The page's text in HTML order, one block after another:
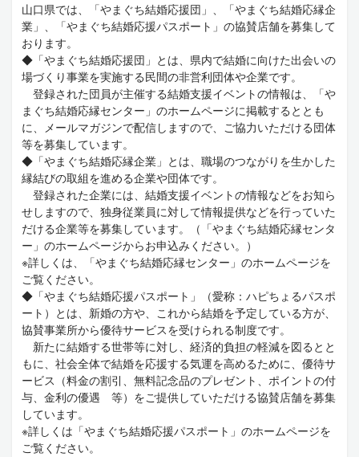
山口県では、「やまぐち結婚応援団」、「やまぐち結婚応縁企
業」、「やまぐち結婚応援パスポート」の協賛店舗を募集して
おります。
◆「やまぐち結婚応援団」とは、県内で結婚に向けた出会いの
場づくり事業を実施する民間の非営利団体や企業です。
登録された団員が主催する結婚支援イベントの情報は、「や
まぐち結婚応縁センター」のホームページに掲載するととも
に、メールマガジンで配信しますので、ご協力いただける団体
等を募集しています。
◆「やまぐち結婚応縁企業」とは、職場のつながりを生かした
縁結びの取組を進める企業や団体です。
登録された企業には、結婚支援イベントの情報などをお知ら
せしますので、独身従業員に対して情報提供などを行っていた
だける企業等を募集しています。（「やまぐち結婚応縁センタ
ー」のホームページからお申込みください。）
※詳しくは、「やまぐち結婚応縁センター」のホームページを
ご覧ください。
◆「やまぐち結婚応援パスポート」（愛称：ハピちょるパスポ
ート）とは、新婚の方や、これから結婚を予定している方が、
協賛事業所から優待サービスを受けられる制度です。
新たに結婚する世帯等に対し、経済的負担の軽減を図るとと
もに、社会全体で結婚を応援する気運を高めるために、優待サ
ービス（料金の割引、無料記念品のプレゼント、ポイントの付
与、金利の優遇 等）をご提供していただける協賛店舗を募集
しています。
※詳しくは「やまぐち結婚応援パスポート」のホームページを
ご覧ください。